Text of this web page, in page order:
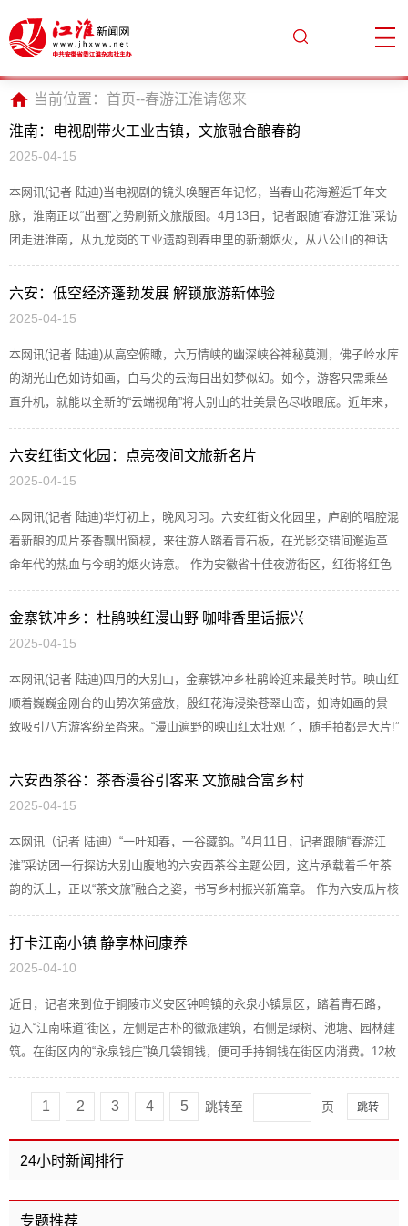
当前位置： 首页--春游江淮请您来
淮南：电视剧带火工业古镇，文旅融合酿春韵
2025-04-15
本网讯(记者 陆迪)当电视剧的镜头唤醒百年记忆，当春山花海邂逅千年文
脉，淮南正以“出圈”之势刷新文旅版图。4月13日，记者跟随“春游江淮”采访
团走进淮南，从九龙岗的工业遗韵到春申里的新潮烟火，从八公山的神话
秘境到市井街巷的舌尖...
六安：低空经济蓬勃发展 解锁旅游新体验
2025-04-15
本网讯(记者 陆迪)从高空俯瞰，六万情峡的幽深峡谷神秘莫测，佛子岭水库
的湖光山色如诗如画，白马尖的云海日出如梦似幻。如今，游客只需乘坐
直升机，就能以全新的“云端视角”将大别山的壮美景色尽收眼底。近年来，
六安市大力发展低空经...
六安红街文化园：点亮夜间文旅新名片
2025-04-15
本网讯(记者 陆迪)华灯初上，晚风习习。六安红街文化园里，庐剧的唱腔混
着新酿的瓜片茶香飘出窗棂，来往游人踏着青石板，在光影交错间邂逅革
命年代的热血与今朝的烟火诗意。 作为安徽省十佳夜游街区，红街将红色
文化与现代夜生活深...
金寨铁冲乡：杜鹃映红漫山野 咖啡香里话振兴
2025-04-15
本网讯(记者 陆迪)四月的大别山，金寨铁冲乡杜鹃岭迎来最美时节。映山红
顺着巍巍金刚台的山势次第盛放，殷红花海浸染苍翠山峦，如诗如画的景
致吸引八方游客纷至沓来。“漫山遍野的映山红太壮观了，随手拍都是大片!”
游客黄女士兴奋地分...
六安西茶谷：茶香漫谷引客来 文旅融合富乡村
2025-04-15
本网讯（记者 陆迪）“一叶知春，一谷藏韵。”4月11日，记者跟随“春游江
淮”采访团一行探访大别山腹地的六安西茶谷主题公园，这片承载着千年茶
韵的沃土，正以“茶文旅”融合之姿，书写乡村振兴新篇章。 作为六安瓜片核
心产区，西茶谷坐拥300...
打卡江南小镇 静享林间康养
2025-04-10
近日，记者来到位于铜陵市义安区钟鸣镇的永泉小镇景区，踏着青石路，
迈入“江南味道”街区，左侧是古朴的徽派建筑，右侧是绿树、池塘、园林建
筑。在街区内的“永泉钱庄”换几袋铜钱，便可手持铜钱在街区内消费。12枚
铜钱的柴锅饭、3枚铜钱的钟...
1 2 3 4 5 跳转至 页
24小时新闻排行
专题推荐